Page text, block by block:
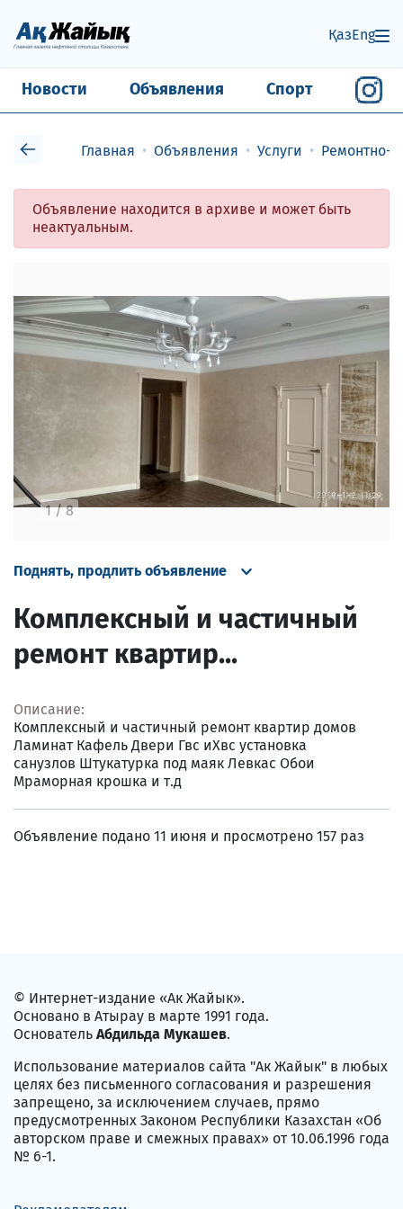
ҚазEng
Новости Объявления Спорт
Главная Объявления Услуги Ремонтно-
Объявление находится в архиве и может быть
неактуальным.
1/8
Комплексный и частичный
ремонт квартир...
Поднять, продлить объявление
Описание:
Комплексный и частичный ремонт квартир домов
Ламинат Кафель Двери Гвс иХвс установка
санузлов Штукатурка под маяк Левкас Обои
Мраморная крошка и т.д
Объявление подано 11 июня и просмотрено 157 раз
© Интернет-издание «Ак Жайык».
Основано в Атырау в марте 1991 года.
Основатель Абдильда Мукашев.
Использование материалов сайта "Ак Жайык" в любых
целях без письменного согласования и разрешения
запрещено, за исключением случаев, прямо
предусмотренных Законом Республики Казахстан «Об
авторском праве и смежных правах» от 10.06.1996 года
№ 6-1.